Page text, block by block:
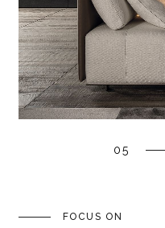
05
FOCUS ON